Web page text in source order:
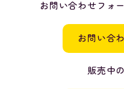
お問い合わせフォ
お問い合
販売中